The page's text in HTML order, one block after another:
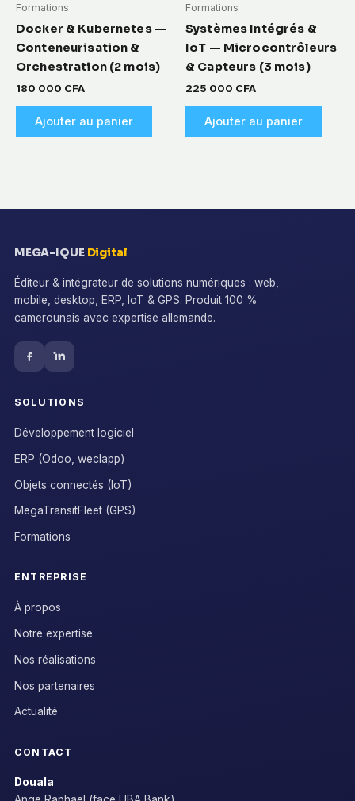
Formations
Docker & Kubernetes —
Conteneurisation &
Orchestration (2 mois)
180 000 CFA
Ajouter au panier
Formations
Systèmes Intégrés &
IoT — Microcontrôleurs
& Capteurs (3 mois)
225 000 CFA
Ajouter au panier
MEGA-IQUE Digital
Éditeur & intégrateur de solutions numériques : web,
mobile, desktop, ERP, IoT & GPS. Produit 100 %
camerounais avec expertise allemande.
SOLUTIONS
Développement logiciel
ERP (Odoo, weclapp)
Objets connectés (IoT)
MegaTransitFleet (GPS)
Formations
ENTREPRISE
À propos
Notre expertise
Nos réalisations
Nos partenaires
Actualité
CONTACT
Douala